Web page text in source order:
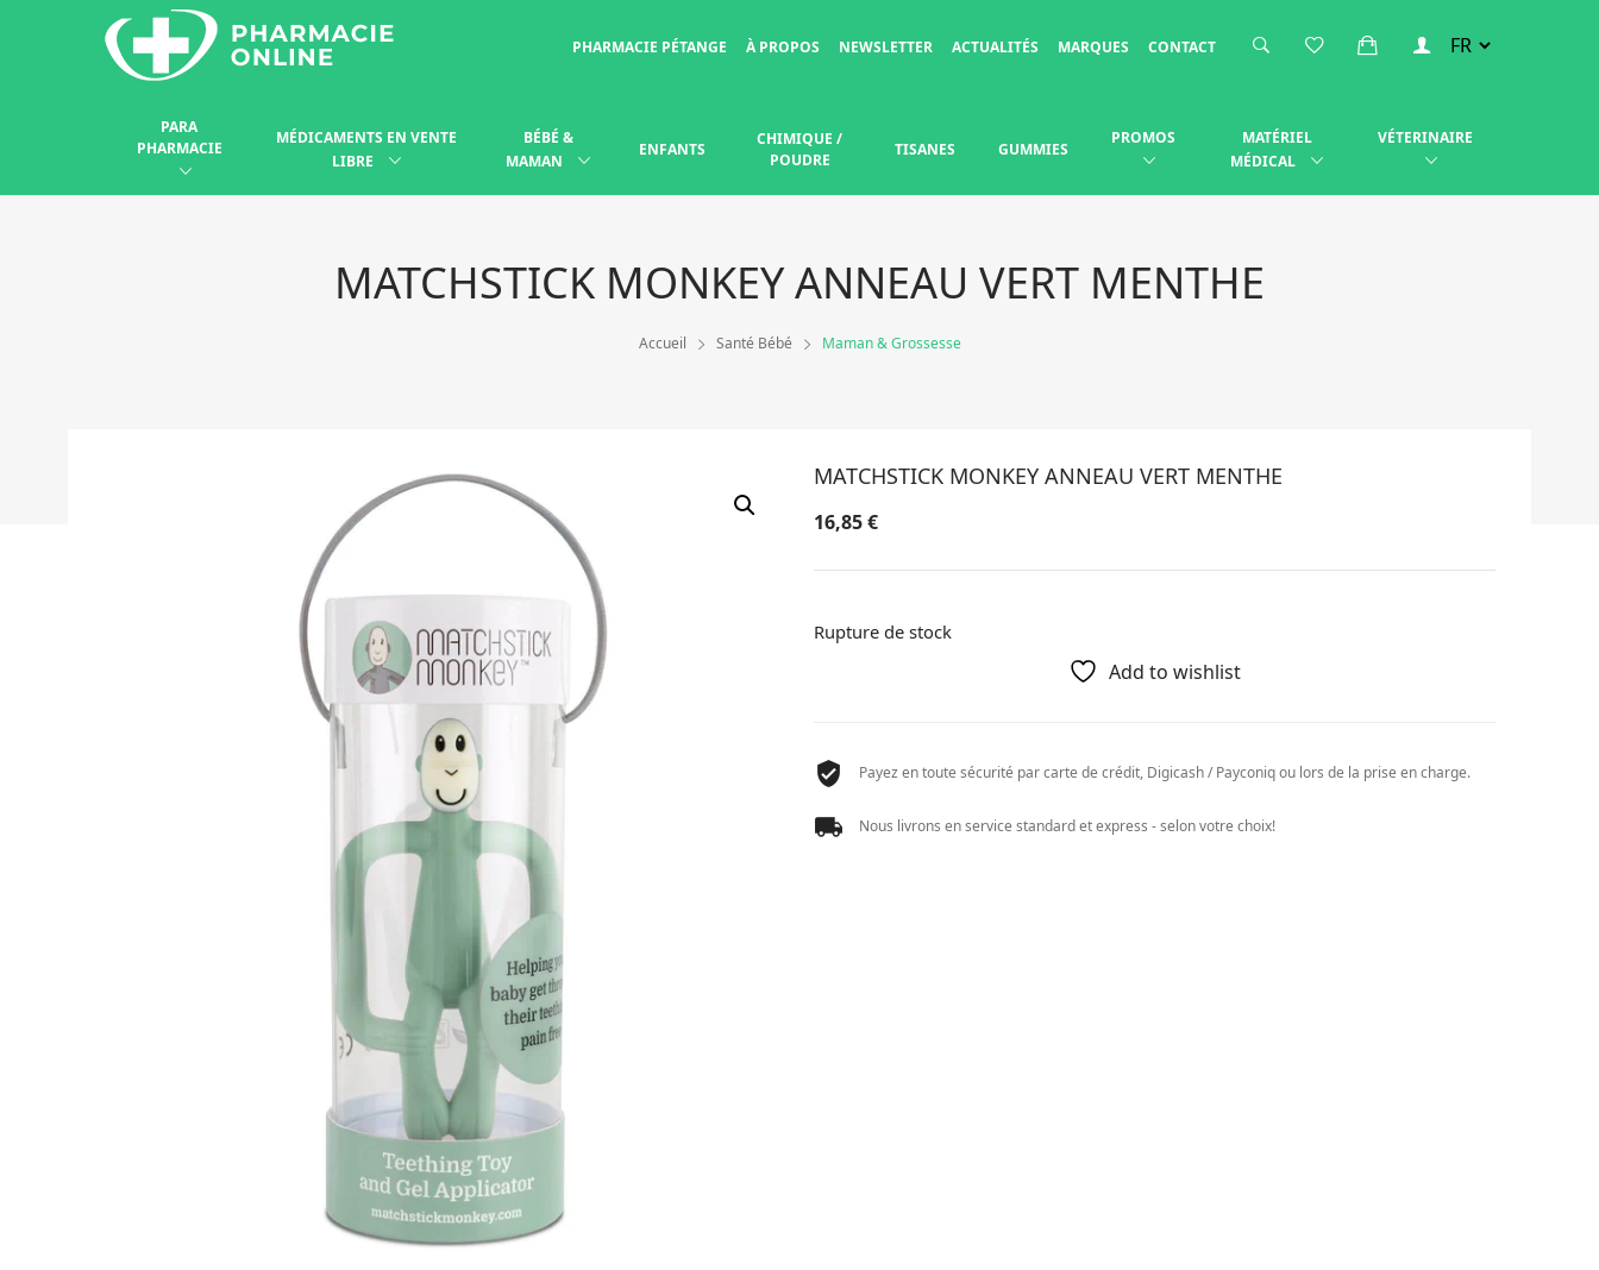
PHARMACIE PÉTANGE À PROPOS NEWSLETTER ACTUALITÉS MARQUES CONTACT
PARA
PHARMACIE
MÉDICAMENTS EN VENTE
LIBRE
BÉBÉ &
MAMAN
ENFANTS
CHIMIQUE /
POUDRE
TISANES GUMMIES
PROMOS
MATÉRIEL
MÉDICAL
VÉTERINAIRE
MATCHSTICK MONKEY ANNEAU VERT MENTHE
Accueil Santé Bébé Maman & Grossesse
MATCHSTICK MONKEY ANNEAU VERT MENTHE
16,85€
Rupture de stock
Add to wishlist
Payez en toute sécurité par carte de crédit, Digicash / Payconiq ou lors de la prise en charge.
Nous livrons en service standard et express - selon votre choix!